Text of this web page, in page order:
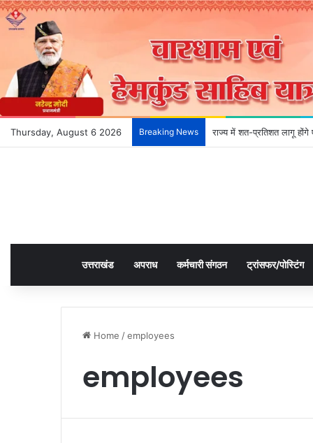
Thursday, August 6 2026 Breaking News देहरादून के भविष्य को आकार
उत्तराखंड अपराध कर्मचारी संगठन ट्रांसफर/पोस्टिंग
Home /employees
employees